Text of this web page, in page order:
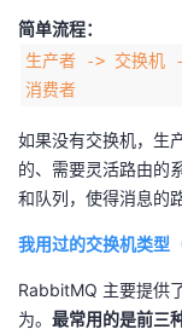
客
论
的
子
我
直
的
动
我
关
我
的
我
简单流程：
生产者 -> 交换机
消费者
如果没有交换机，生
的、需要灵活路由的
和队列，使得消息的
我用过的交换机类型
RabbitMQ 主要提供
为。 最常用的是前三